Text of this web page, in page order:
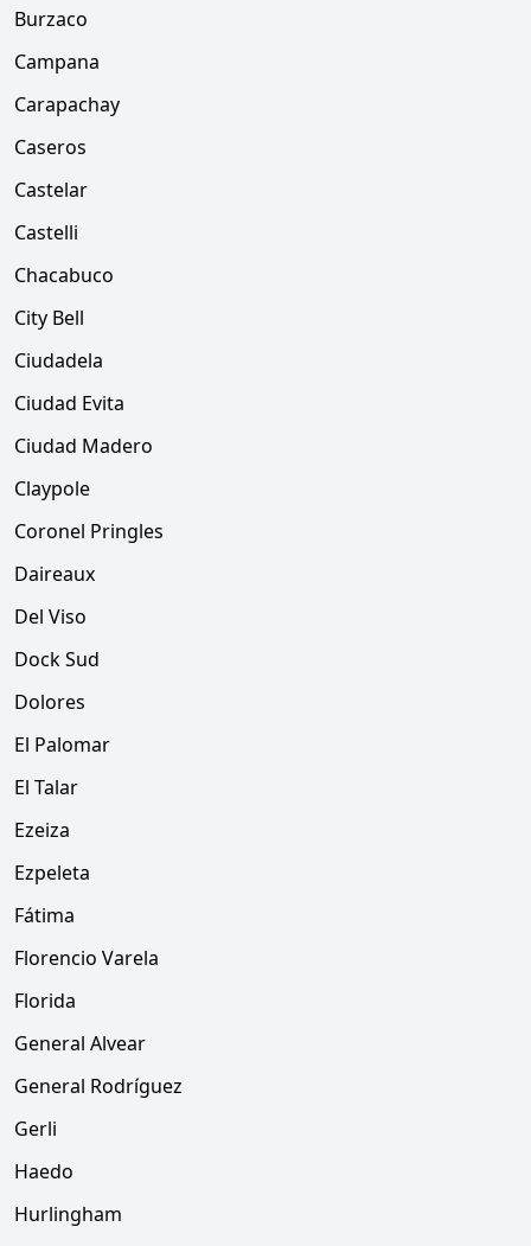
Burzaco
Campana
Carapachay
Caseros
Castelar
Castelli
Chacabuco
City Bell
Ciudadela
Ciudad Evita
Ciudad Madero
Claypole
Coronel Pringles
Daireaux
Del Viso
Dock Sud
Dolores
El Palomar
El Talar
Ezeiza
Ezpeleta
Fátima
Florencio Varela
Florida
General Alvear
General Rodríguez
Gerli
Haedo
Hurlingham